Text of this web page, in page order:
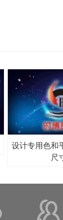
设计专用色和
尺